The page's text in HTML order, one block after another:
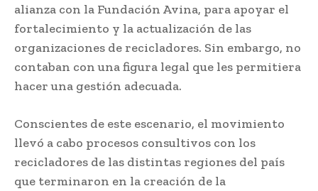
alianza con la Fundación Avina, para apoyar el
fortalecimiento y la actualización de las
organizaciones de recicladores. Sin embargo, no
contaban con una figura legal que les permitiera
hacer una gestión adecuada.
Conscientes de este escenario, el movimiento
llevó a cabo procesos consultivos con los
recicladores de las distintas regiones del país
que terminaron en la creación de la